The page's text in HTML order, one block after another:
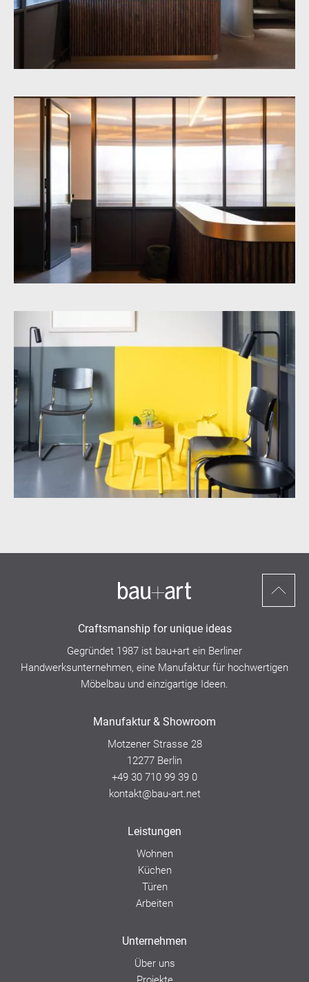
Leistungen
Wohnen
Küchen
Türen
Arbeiten
Unternehmen
Über uns
Manufaktur & Showroom
Motzener Strasse 28
12277 Berlin
+49 30 710 99 39 0
kontakt@bau-art.net
Craftsmanship for unique ideas
Gegründet 1987 ist bau+art ein Berliner
Handwerksunternehmen, eine Manufaktur für hochwertigen
Möbelbau und einzigartige Ideen.
Nach